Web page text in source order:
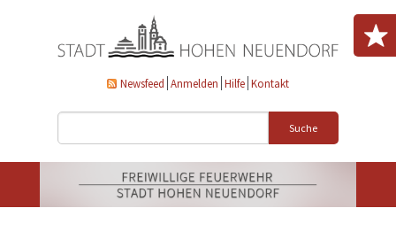
Newsfeed Anmelden Hilfe Kontakt
Suche